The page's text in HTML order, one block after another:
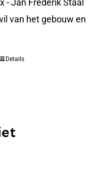
- Jan Frederik Staal
van het gebouw en
Details